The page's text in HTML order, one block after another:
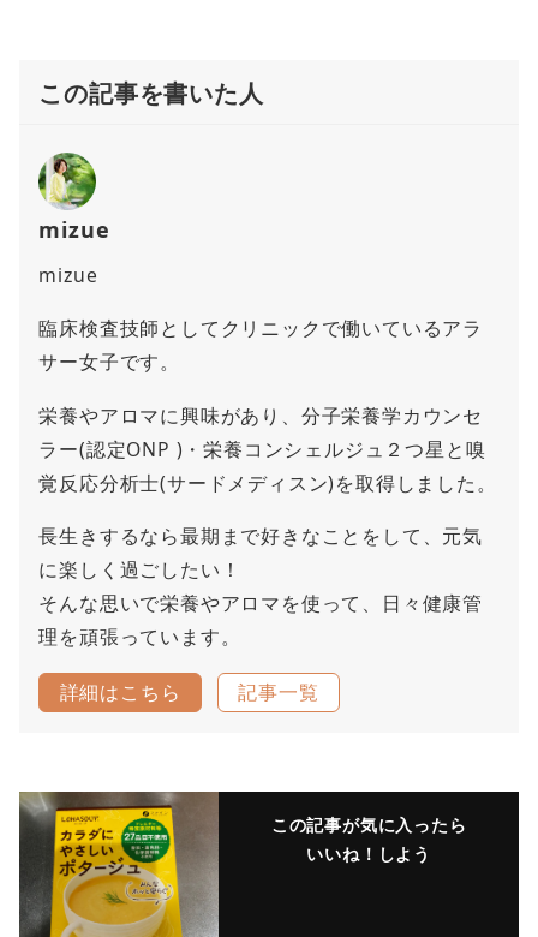
この記事を書いた人
mizue
mizue
臨床検査技師としてクリニックで働いているアラ
サー女子です。
栄養やアロマに興味があり、分子栄養学カウンセ
ラー(認定ONP )・栄養コンシェルジュ２つ星と嗅
覚反応分析士(サードメディスン)を取得しました。
長生きするなら最期まで好きなことをして、元気
に楽しく過ごしたい！
そんな思いで栄養やアロマを使って、日々健康管
理を頑張っています。
詳細はこちら 記事一覧
この記事が気に入ったら
いいね！しよう